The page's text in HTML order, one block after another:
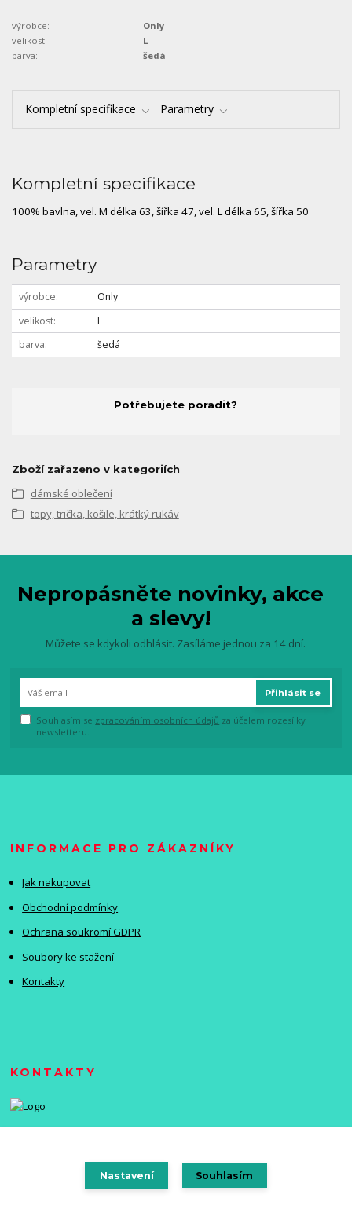
výrobce:
Only
velikost:
L
barva:
šedá
Kompletní specifikace Parametry
Kompletní specifikace
100% bavlna, vel. M délka 63, šířka 47, vel. L délka 65, šířka 50
Parametry
výrobce
Only
velikost
L
barva
šedá
Potřebujete poradit?
Zboží zařazeno v kategoriích
dámské oblečení
topy, trička, košile, krátký rukáv
Nepropásněte novinky, akce
a slevy!
Můžete se kdykoli odhlásit. Zasíláme jednou za 14 dní.
Přihlásit se
Souhlasím se zpracováním osobních údajů za účelem rozesílky
newsletteru.
INFORMACE PRO ZÁKAZNÍKY
Jak nakupovat
Obchodní podmínky
Ochrana soukromí GDPR
Soubory ke stažení
Kontakty
KONTAKTY
Nastavení Souhlasím